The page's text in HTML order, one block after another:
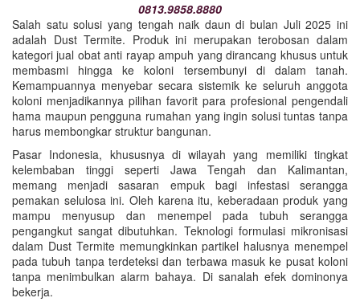
0813.9858.8880
Salah satu solusi yang tengah naik daun di bulan Juli 2025 ini
adalah Dust Termite. Produk ini merupakan terobosan dalam
kategori jual obat anti rayap ampuh yang dirancang khusus untuk
membasmi hingga ke koloni tersembunyi di dalam tanah.
Kemampuannya menyebar secara sistemik ke seluruh anggota
koloni menjadikannya pilihan favorit para profesional pengendali
hama maupun pengguna rumahan yang ingin solusi tuntas tanpa
harus membongkar struktur bangunan.
Pasar Indonesia, khususnya di wilayah yang memiliki tingkat
kelembaban tinggi seperti Jawa Tengah dan Kalimantan,
memang menjadi sasaran empuk bagi infestasi serangga
pemakan selulosa ini. Oleh karena itu, keberadaan produk yang
mampu menyusup dan menempel pada tubuh serangga
pengangkut sangat dibutuhkan. Teknologi formulasi mikronisasi
dalam Dust Termite memungkinkan partikel halusnya menempel
pada tubuh tanpa terdeteksi dan terbawa masuk ke pusat koloni
tanpa menimbulkan alarm bahaya. Di sanalah efek dominonya
bekerja.